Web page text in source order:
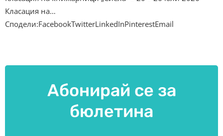
Класация на…
Сподели:FacebookTwitterLinkedInPinterestEmail
Абонирай се за
бюлетина